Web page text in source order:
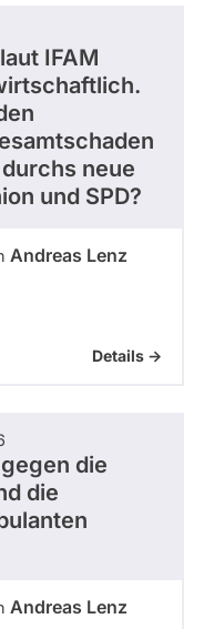
IFAM
neue
und SPD?
Andreas Lenz
Details ->
die
die
Andreas Lenz